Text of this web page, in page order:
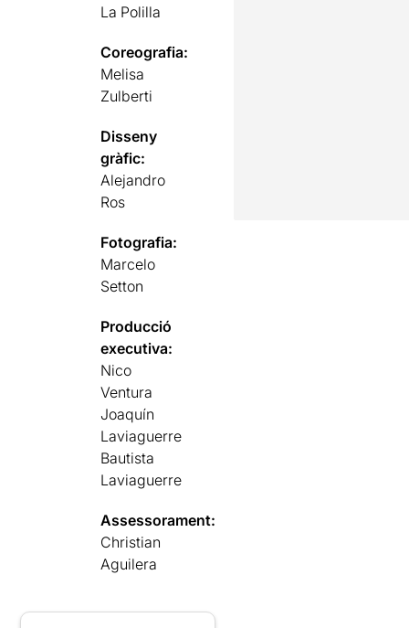
La Polilla
Coreografia:
Melisa
Zulberti
Disseny
gràfic:
Alejandro
Ros
Fotografia:
Marcelo
Setton
Producció
executiva:
Nico
Ventura
Joaquín
Laviaguerre
Bautista
Laviaguerre
Assessorament:
Christian
Aguilera